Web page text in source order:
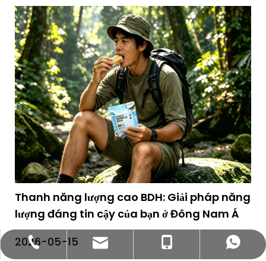
Thanh năng lượng cao BDH: Giải pháp năng
lượng đáng tin cậy của bạn ở Đông Nam Á
2026-05-15
+86-335-3957085
bettyzhang@qhdhysp.com
+86- 13133515208
+86 13133515208